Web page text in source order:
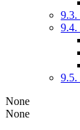
9.3.
9.4.
9.5.
None
None